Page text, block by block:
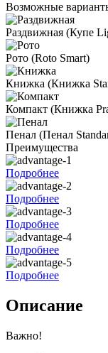
Возможные
Раздвижная (Купе
Рото (Roto Smart)
Книжка (Книжка
Компакт (Книжка
Пенал (Пенал
Преимущества
Подробнее
Подробнее
Подробнее
Подробнее
Подробнее
Описание
Важно!